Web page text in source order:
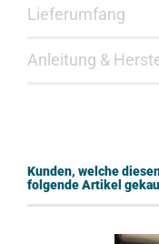
Lieferumfang
Anleitung &
Kunden, welche
folgende Artikel